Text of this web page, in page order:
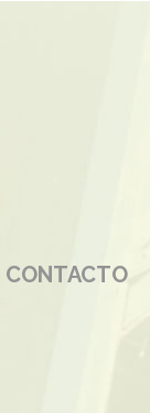
CONTACTO